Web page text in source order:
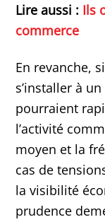
Lire aussi : Ils
commerce
En revanche,
s’installer à
pourraient
l’activité
moyen et la
cas de
la visibilité
prudence